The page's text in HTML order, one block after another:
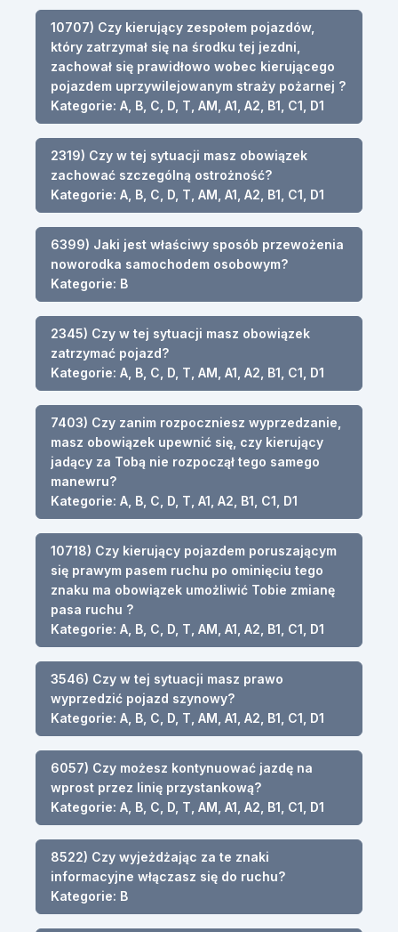
10707) Czy kierujący zespołem pojazdów,
który zatrzymał się na środku tej jezdni,
zachował się prawidłowo wobec kierującego
pojazdem uprzywilejowanym straży pożarnej ?
Kategorie: A, B, C, D, T, AM, A1, A2, B1, C1, D1
2319) Czy w tej sytuacji masz obowiązek
zachować szczególną ostrożność?
Kategorie: A, B, C, D, T, AM, A1, A2, B1, C1, D1
6399) Jaki jest właściwy sposób przewożenia
noworodka samochodem osobowym?
Kategorie: B
2345) Czy w tej sytuacji masz obowiązek
zatrzymać pojazd?
Kategorie: A, B, C, D, T, AM, A1, A2, B1, C1, D1
7403) Czy zanim rozpoczniesz wyprzedzanie,
masz obowiązek upewnić się, czy kierujący
jadący za Tobą nie rozpoczął tego samego
manewru?
Kategorie: A, B, C, D, T, A1, A2, B1, C1, D1
10718) Czy kierujący pojazdem poruszającym
się prawym pasem ruchu po ominięciu tego
znaku ma obowiązek umożliwić Tobie zmianę
pasa ruchu ?
Kategorie: A, B, C, D, T, AM, A1, A2, B1, C1, D1
3546) Czy w tej sytuacji masz prawo
wyprzedzić pojazd szynowy?
Kategorie: A, B, C, D, T, AM, A1, A2, B1, C1, D1
6057) Czy możesz kontynuować jazdę na
wprost przez linię przystankową?
Kategorie: A, B, C, D, T, AM, A1, A2, B1, C1, D1
8522) Czy wyjeżdżając za te znaki
informacyjne włączasz się do ruchu?
Kategorie: B